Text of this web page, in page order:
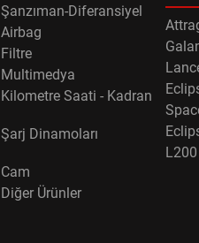
Şanzıman-Diferansiyel
Airbag
Filtre
Multimedya
Kilometre Saati - Kadran
Şarj Dinamoları
Cam
Diğer Ürünler
L200